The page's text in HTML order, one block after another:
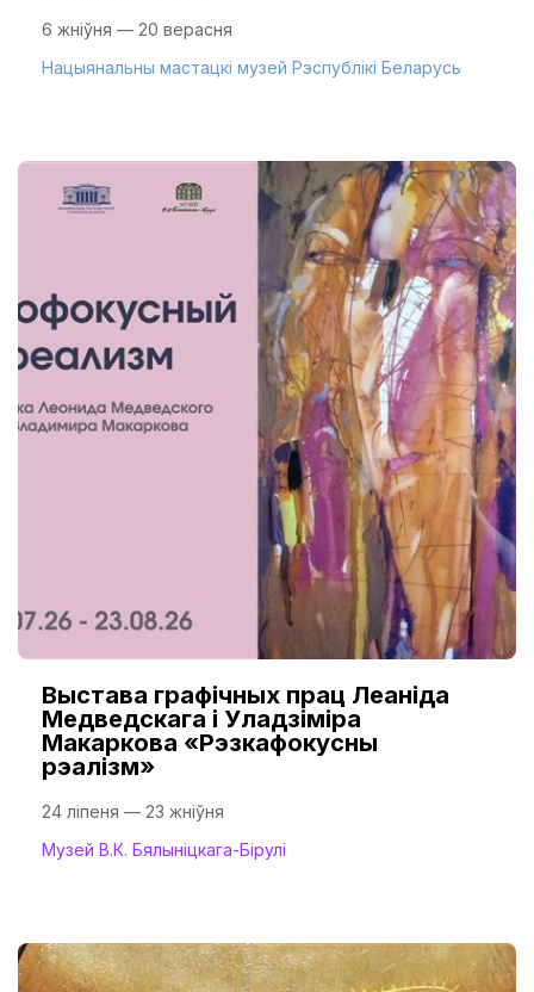
6 жніўня — 20 верасня
Нацыянальны мастацкі музей Рэспублікі Беларусь
Выстава графічных прац Леаніда
Медведскага і Уладзіміра
Макаркова «Рэзкафокусны
рэалізм»
24 ліпеня — 23 жніўня
Музей В.К. Бялыніцкага-Бірулі